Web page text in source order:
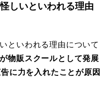
しいといわれる理由
といわれる理由について
物販スクールとして発展
に力を入れたことが原因